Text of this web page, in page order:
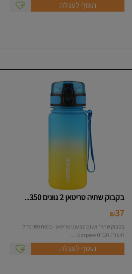
הוסף לעגלה
בקבוק שתיה טריטאן 2 גוונים 350...
37
₪
בקבוק שתיה אטום צבעוני טריטאן - בנפח 350 מ''ל
תוצרת חברת Uzspace. ...
הוסף לעגלה